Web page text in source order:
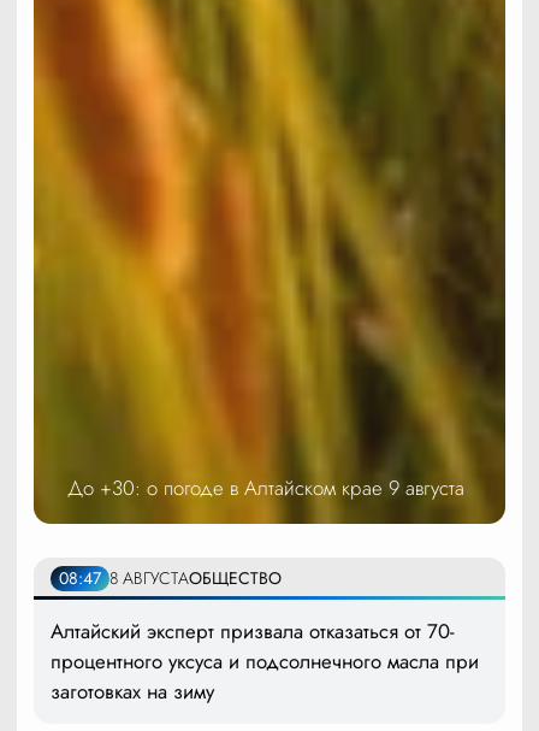
До +30: о погоде в Алтайском крае 9 августа
08:47 8 АВГУСТАОБЩЕСТВО
Алтайский эксперт призвала отказаться от 70-
процентного уксуса и подсолнечного масла при
заготовках на зиму